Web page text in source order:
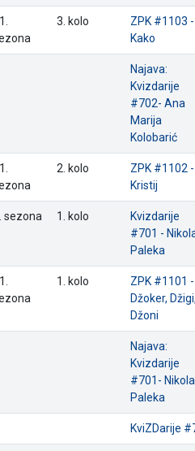
3. kolo
ZPK #1103 -
Kako
Najava:
Kvizdarije
#702- Ana
Marija
Kolobarić
2. kolo
ZPK #1102 -
Kristij
sezona 1. kolo
Kvizdarije
#701 -
Paleka
1. kolo
ZPK #1101 -
Džoker,
Džoni
Najava:
Kvizdarije
#701- Nikola
Paleka
KviZDarije